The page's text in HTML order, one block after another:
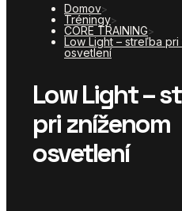
Domov>
Tréningy>
CORE TRAINING>
Low Light – streľba pri
osvetlení
Low Light –
pri zníženom
osvetlení